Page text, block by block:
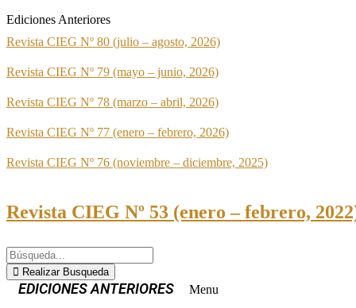
Ediciones Anteriores
Revista CIEG Nº 80 (julio – agosto, 2026)
Revista CIEG Nº 79 (mayo – junio, 2026)
Revista CIEG Nº 78 (marzo – abril, 2026)
Revista CIEG Nº 77 (enero – febrero, 2026)
Revista CIEG Nº 76 (noviembre – diciembre, 2025)
Revista CIEG Nº 53 (enero – febrero,
Realizar Busqueda
Menu